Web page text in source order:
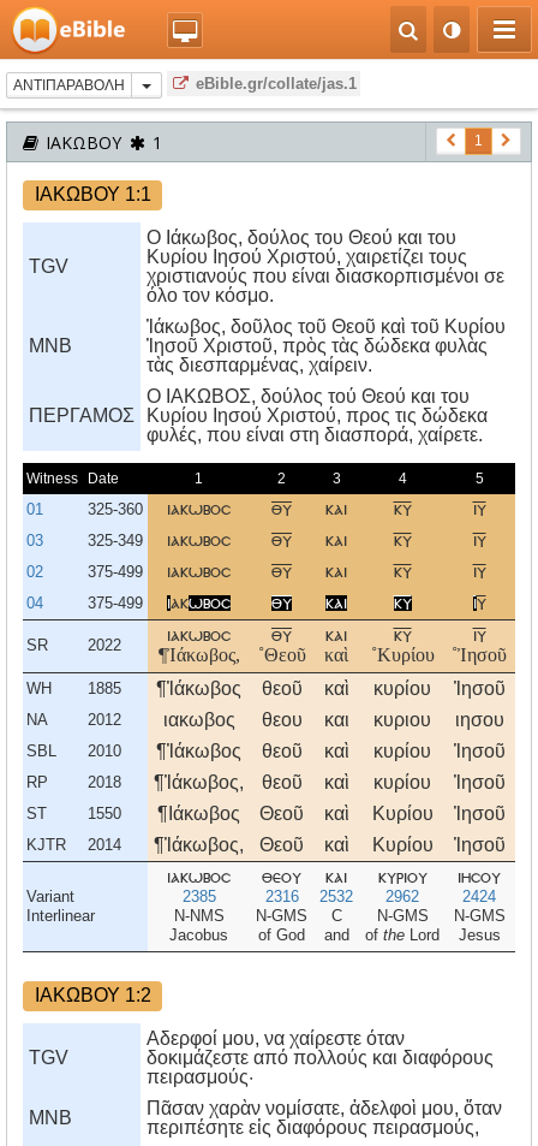
ΑΝΤΙΠΑΡΑΒΟΛΗ eBible.gr/collate/jas.1
ΙΑΚΩΒΟΥ 1 1
ΙΑΚΩΒΟΥ 1:1
TGV
Ο Ιάκωβος, δούλος του Θεού και του
Κυρίου Ιησού Χριστού, χαιρετίζει τους
χριστιανούς που είναι διασκορπισμένοι σε
όλο τον κόσμο.
MNB
Ἰάκωβος, δοῦλος τοῦ Θεοῦ καὶ τοῦ Κυρίου
Ἰησοῦ Χριστοῦ, πρὸς τὰς δώδεκα φυλὰς
τὰς διεσπαρμένας, χαίρειν.
ΠΕΡΓΑΜΟΣ
O IAKΩBOΣ, δούλος τού Θεού και του
Kυρίου Iησού Xριστού, προς τις δώδεκα
φυλές, που είναι στη διασπορά, χαίρετε.
Witness Date 1 2 3 4 5
01 325-360 ιακωβοσ θυ και κυ ιυ
03 325-349 ιακωβοσ θυ και κυ ιυ
02 375-499 ιακωβοσ θυ και κυ ιυ
04 375-499 ιακωβοσ θυ και κυ ιυ
SR 2022
ιακωβοσ
¶Ἰάκωβος,
θυ
˚Θεοῦ
και
καὶ
κυ
˚Κυρίου
ιυ
˚Ἰησοῦ
WH 1885 ¶Ἰάκωβος θεοῦ καὶ κυρίου Ἰησοῦ
NA 2012 ιακωβος θεου και κυριου ιησου
SBL 2010 ¶Ἰάκωβος θεοῦ καὶ κυρίου Ἰησοῦ
RP 2018 ¶Ἰάκωβος, θεοῦ καὶ κυρίου Ἰησοῦ
ST 1550 ¶Ιάκωβος Θεοῦ καὶ Κυρίου Ἰησοῦ
KJTR 2014 ¶Ἰάκωβος, Θεοῦ καὶ Κυρίου Ἰησοῦ
Variant
Interlinear
ιακωβοσ
2385
N-NMS
Jacobus
θεου
2316
N-GMS
of God
και
2532
C
and
κυριου
2962
N-GMS
of the Lord
ιησου
2424
N-GMS
Jesus
ΙΑΚΩΒΟΥ 1:2
TGV
Αδερφοί μου, να χαίρεστε όταν
δοκιμάζεστε από πολλούς και διαφόρους
πειρασμούς·
MNB
Πᾶσαν χαρὰν νομίσατε, ἀδελφοὶ μου, ὅταν
περιπέσητε εἰς διαφόρους πειρασμούς,